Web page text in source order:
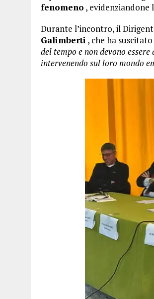
fenomeno , evidenziandone
Durante l’incontro, il
Galimberti , che ha
del tempo e non devono
intervenendo sul loro mondo